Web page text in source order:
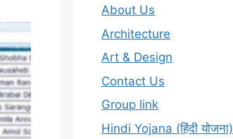
About Us
Architecture
Art & Design
Contact Us
Group link
Hindi Yojana (हिंदी योजना)